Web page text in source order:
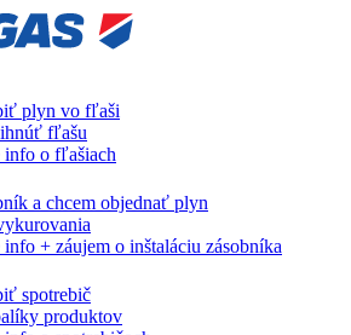
plyn vo fľaši
fľašu
info o fľašiach
a chcem objednať plyn
info + záujem o inštaláciu zásobníka
spotrebič
produktov